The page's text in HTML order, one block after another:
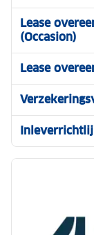
Lease
(Occasion)
Lease